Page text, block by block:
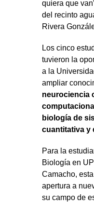
quiera que
del recinto
Rivera
Los cinco
tuvieron la
a la
ampliar
neurociencia
biología de
cuantitativa y
Para la
Biología en
Camacho,
apertura a
su campo de